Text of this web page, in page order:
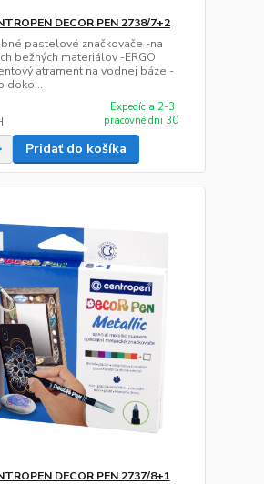
DECOR PEN 2738/7+2
pastelové značkovače -na
bežných materiálov -ERGO
atrament na vodnej báze -
doko...
Expedícia 2-3
pracovné dni 30
Pridať do košíka
DECOR PEN 2737/8+1